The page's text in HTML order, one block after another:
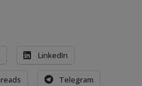
LinkedIn
Telegram